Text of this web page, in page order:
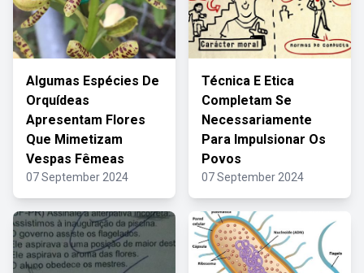
Algumas Espécies De
Orquídeas
Apresentam Flores
Que Mimetizam
Vespas Fêmeas
07 September 2024
Técnica E Etica
Completam Se
Necessariamente
Para Impulsionar Os
Povos
07 September 2024